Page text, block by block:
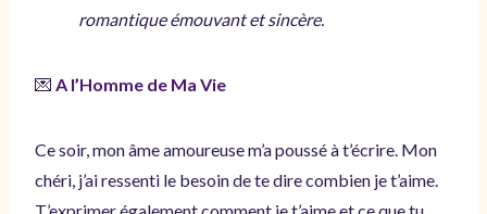
romantique émouvant et sincère.
💌 A l’Homme de Ma Vie
Ce soir, mon âme amoureuse m’a poussé à t’écrire. Mon
chéri, j’ai ressenti le besoin de te dire combien je t’aime.